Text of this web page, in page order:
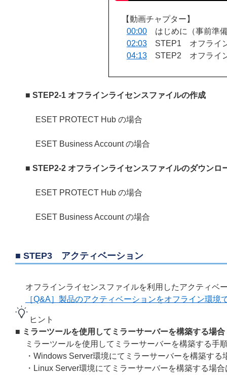
【動画チャプター】
00:00 はじめに（事前準
02:03 STEP1 オフライン
04:13 STEP2 オフライン
■ STEP2-1 オフラインライセンスファイルの作成
ESET PROTECT Hub の場合
ESET Business Account の場合
■ STEP2-2 オフラインライセンスファイルのダウンロ
ESET PROTECT Hub の場合
ESET Business Account の場合
■ STEP3 アクティベーション
オフラインライセンスファイルを利用したアクティベ
［Q&A］製品のアクティベーションをオフライン環境
ヒント
■ ミラーツールを使用してミラーサーバーを構築する場合
ミラーツールを使用してミラーサーバーを構築する手
・Windows Server環境にてミラーサーバーを構築する
・Linux Server環境にてミラーサーバーを構築する場合